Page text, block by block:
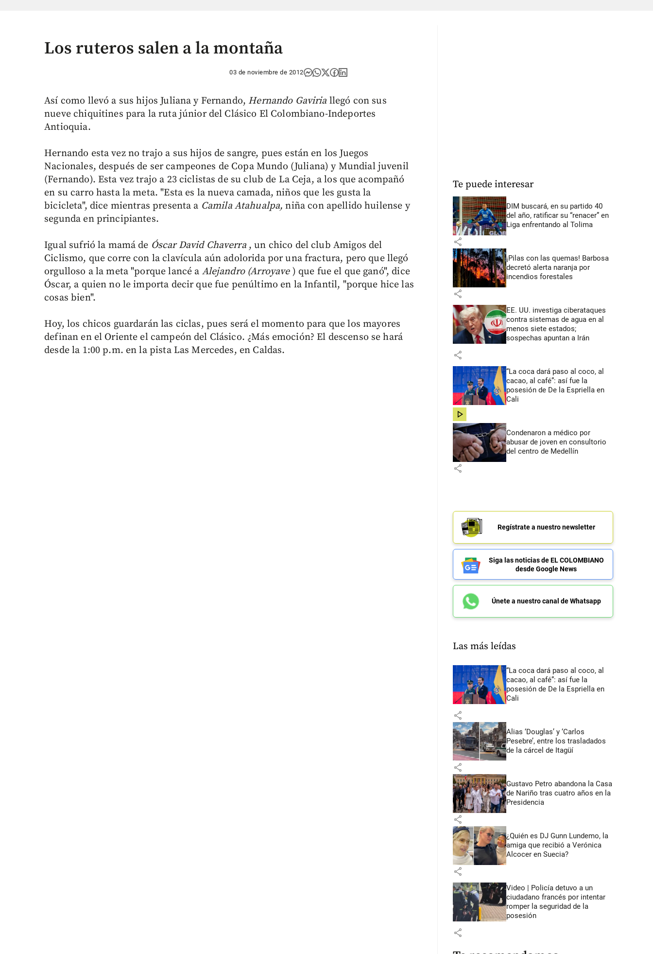
Los ruteros salen a la montaña
03 de noviembre de 2012
Así como llevó a sus hijos Juliana y Fernando, Hernando Gaviria llegó con sus
nueve chiquitines para la ruta júnior del Clásico El Colombiano-Indeportes
Antioquia.
Hernando esta vez no trajo a sus hijos de sangre, pues están en los Juegos
Nacionales, después de ser campeones de Copa Mundo (Juliana) y Mundial juvenil
(Fernando). Esta vez trajo a 23 ciclistas de su club de La Ceja, a los que acompañó
en su carro hasta la meta. "Esta es la nueva camada, niños que les gusta la
bicicleta", dice mientras presenta a Camila Atahualpa,niña con apellido huilense y
segunda en principiantes.
Igual sufrió la mamá de Óscar David Chaverra, un chico del club Amigos del
Ciclismo, que corre con la clavícula aún adolorida por una fractura, pero que llegó
orgulloso a la meta "porque lancé a Alejandro (Arroyave) que fue el que ganó", dice
Óscar, a quien no le importa decir que fue penúltimo en la Infantil, "porque hice las
cosas bien".
Hoy, los chicos guardarán las ciclas, pues será el momento para que los mayores
definan en el Oriente el campeón del Clásico. ¿Más emoción? El descenso se hará
desde la 1:00 p.m. en la pista Las Mercedes, en Caldas.
Te puede interesar
DIM buscará, en su partido 40
del año, ratificar su “renacer” en
Liga enfrentando al Tolima
share
¡Pilas con las quemas! Barbosa
decretó alerta naranja por
incendios forestales
share
EE. UU. investiga ciberataques
contra sistemas de agua en al
menos siete estados;
sospechas apuntan a Irán
share
“La coca dará paso al coco, al
cacao, al café”: así fue la
posesión de De la Espriella en
Cali
share
Condenaron a médico por
abusar de joven en consultorio
del centro de Medellín
share
Regístrate a nuestro newsletter
Siga las noticias de EL COLOMBIANO
desde Google News
Únete a nuestro canal de Whatsapp
Las más leídas
“La coca dará paso al coco, al
cacao, al café”: así fue la
posesión de De la Espriella en
Cali
share
Alias ‘Douglas’ y ‘Carlos
Pesebre’, entre los trasladados
de la cárcel de Itagüí
share
Gustavo Petro abandona la Casa
de Nariño tras cuatro años en la
Presidencia
share
¿Quién es DJ Gunn Lundemo, la
amiga que recibió a Verónica
Alcocer en Suecia?
share
Video | Policía detuvo a un
ciudadano francés por intentar
romper la seguridad de la
posesión
share